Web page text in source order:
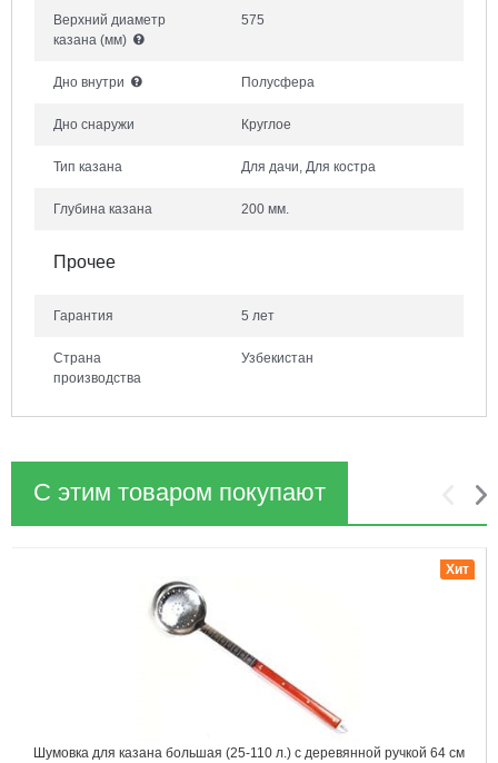
Верхний диаметр
казана (мм)
575
Дно внутри Полусфера
Дно снаружи Круглое
Тип казана Для дачи, Для костра
Глубина казана 200 мм.
Прочее
Гарантия 5 лет
Страна
производства
Узбекистан
С этим товаром покупают
Шумовка для казана большая (25-110 л.) с деревянной ручкой 64 см
Хит